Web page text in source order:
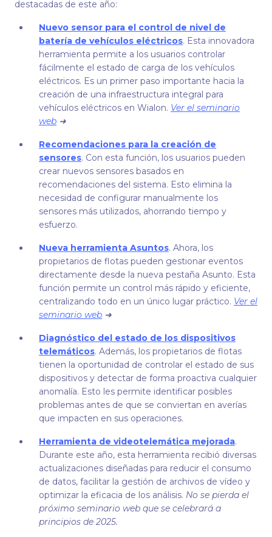
destacadas de este año:
Nuevo sensor para el control de nivel de
batería de vehículos eléctricos. Esta innovadora
herramienta permite a los usuarios controlar
fácilmente el estado de carga de los vehículos
eléctricos. Es un primer paso importante hacia la
creación de una infraestructura integral para
vehículos eléctricos en Wialon. Ver el seminario
web ➜
Recomendaciones para la creación de
sensores. Con esta función, los usuarios pueden
crear nuevos sensores basados en
recomendaciones del sistema. Esto elimina la
necesidad de configurar manualmente los
sensores más utilizados, ahorrando tiempo y
esfuerzo.
Nueva herramienta Asuntos. Ahora, los
propietarios de flotas pueden gestionar eventos
directamente desde la nueva pestaña Asunto. Esta
función permite un control más rápido y eficiente,
centralizando todo en un único lugar práctico. Ver el
seminario web ➜
Diagnóstico del estado de los dispositivos
telemáticos. Además, los propietarios de flotas
tienen la oportunidad de controlar el estado de sus
dispositivos y detectar de forma proactiva cualquier
anomalía. Esto les permite identificar posibles
problemas antes de que se conviertan en averías
que impacten en sus operaciones.
Herramienta de videotelemática mejorada.
Durante este año, esta herramienta recibió diversas
actualizaciones diseñadas para reducir el consumo
de datos, facilitar la gestión de archivos de vídeo y
optimizar la eficacia de los análisis. No se pierda el
próximo seminario web que se celebrará a
principios de 2025.